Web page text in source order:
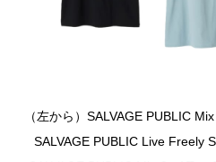
（左から）SALVAGE PUBLIC
SALVAGE PUBLIC Live Freely